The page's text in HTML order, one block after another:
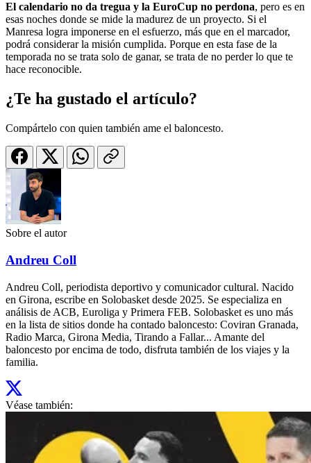
El calendario no da tregua y la EuroCup no perdona, pero es en
esas noches donde se mide la madurez de un proyecto. Si el
Manresa logra imponerse en el esfuerzo, más que en el marcador,
podrá considerar la misión cumplida. Porque en esta fase de la
temporada no se trata solo de ganar, se trata de no perder lo que te
hace reconocible.
¿Te ha gustado el artículo?
Compártelo con quien también ame el baloncesto.
Sobre el autor
Andreu Coll
Andreu Coll, periodista deportivo y comunicador cultural. Nacido
en Girona, escribe en Solobasket desde 2025. Se especializa en
análisis de ACB, Euroliga y Primera FEB. Solobasket es uno más
en la lista de sitios donde ha contado baloncesto: Coviran Granada,
Radio Marca, Girona Media, Tirando a Fallar... Amante del
baloncesto por encima de todo, disfruta también de los viajes y la
familia.
Véase también: